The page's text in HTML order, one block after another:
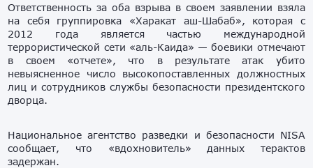
Ответственность за оба взрыва в своем заявлении взяла
на себя группировка «Харакат аш-Шабаб», которая с
2012 года является частью международной
террористической сети «аль-Каида» — боевики отмечают
в своем «отчете», что в результате атак убито
невыясненное число высокопоставленных должностных
лиц и сотрудников службы безопасности президентского
дворца.
Национальное агентство разведки и безопасности NISA
сообщает, что «вдохновитель» данных терактов
задержан.